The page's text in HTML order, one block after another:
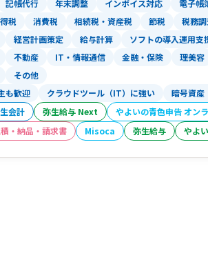
記帳代行 年末調整 インボイス対応 電子帳
税 消費税 相続税・資産税 節税 税務
経営計画策定 給与計算 ソフトの導入運用支
不動産 IT・情報通信 金融・保険 理美容
その他
も歓迎 クラウドツール（IT）に強い 暗号資産
会計 弥生給与 Next やよいの青色申告 オン
・納品・請求書 Misoca 弥生給与 やよ